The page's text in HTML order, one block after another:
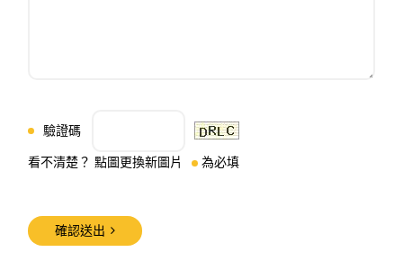
驗證碼
看不清楚？ 點圖更換新圖片 為必填
確認送出